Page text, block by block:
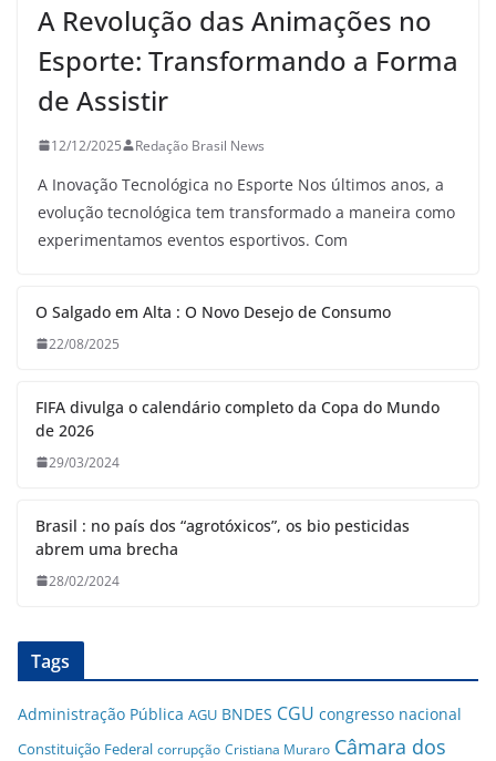
A Revolução das Animações no
Esporte: Transformando a Forma
de Assistir
12/12/2025 Redação Brasil News
A Inovação Tecnológica no Esporte Nos últimos anos, a
evolução tecnológica tem transformado a maneira como
experimentamos eventos esportivos. Com
O Salgado em Alta : O Novo Desejo de Consumo
22/08/2025
FIFA divulga o calendário completo da Copa do Mundo
de 2026
29/03/2024
Brasil : no país dos “agrotóxicos”, os bio pesticidas
abrem uma brecha
28/02/2024
Tags
Administração Pública AGU BNDES CGU congresso nacional
Constituição Federal corrupção Cristiana Muraro Câmara dos